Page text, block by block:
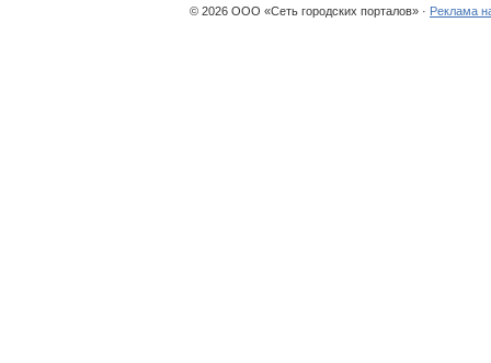
© 2026 ООО «Сеть городских порталов» · Реклама